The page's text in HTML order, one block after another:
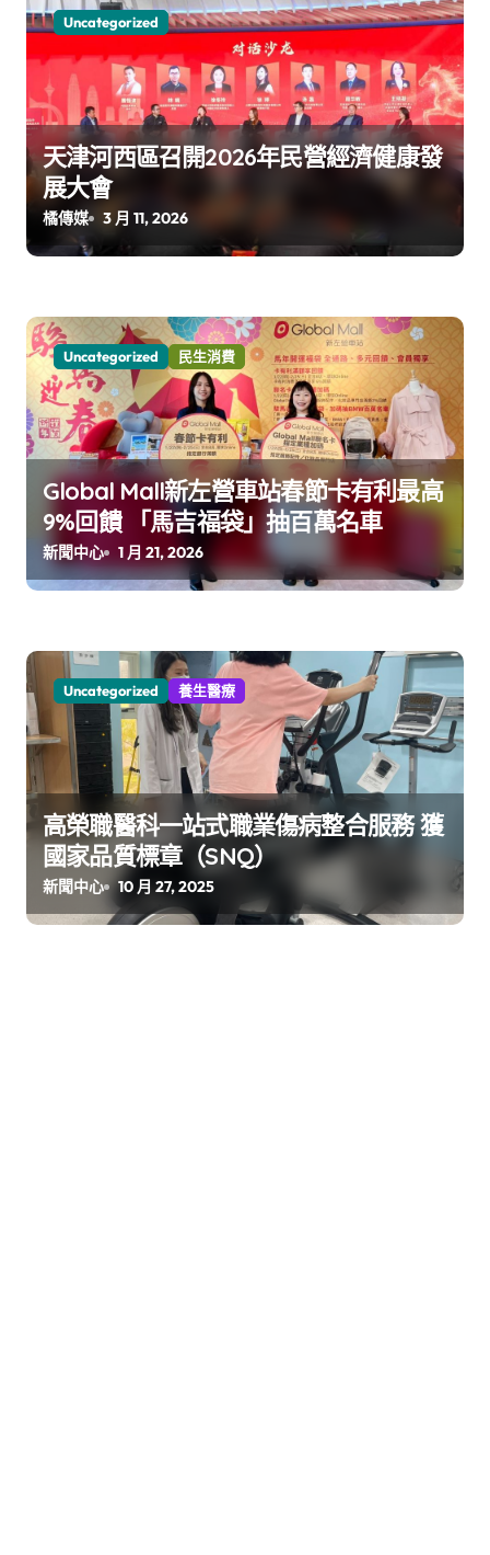
Uncategorized
天津河西區召開2026年民營經濟健康發
展大會
橘傳媒 3 月 11, 2026
Uncategorized 民生消費
Global Mall新左營車站春節卡有利最高
9%回饋 「馬吉福袋」抽百萬名車
新聞中心 1 月 21, 2026
Uncategorized 養生醫療
高榮職醫科一站式職業傷病整合服務 獲
國家品質標章（SNQ）
新聞中心 10 月 27, 2025